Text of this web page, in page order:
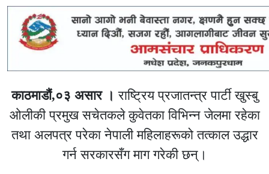
काठमाडौं,०३ असार । राष्ट्रिय प्रजातन्त्र पार्टी खुस्बु
ओलीकी प्रमुख सचेतकले कुवेतका विभिन्न जेलमा रहेका
तथा अलपत्र परेका नेपाली महिलाहरूको तत्काल उद्धार
गर्न सरकारसँग माग गरेकी छन्।